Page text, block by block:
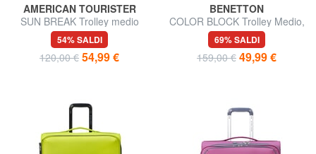
AMERICAN TOURISTER
SUN BREAK Trolley medio
espandibile
54% SALDI
120,00 € 54,99 €
BENETTON
COLOR BLOCK Trolley Medio,
espandibile
69% SALDI
159,00 € 49,99 €